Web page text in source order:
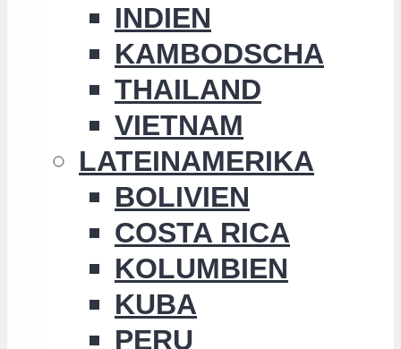
INDIEN
KAMBODSCHA
THAILAND
VIETNAM
LATEINAMERIKA
BOLIVIEN
COSTA RICA
KOLUMBIEN
KUBA
PERU